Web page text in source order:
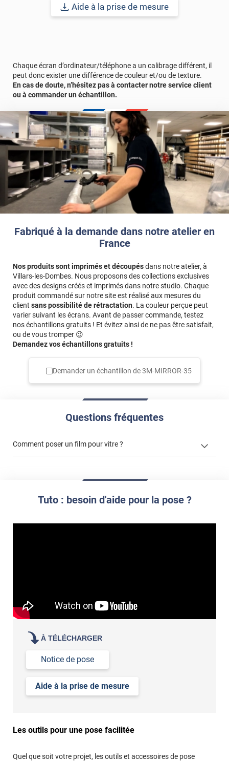
Fabriqué à la demande dans notre atelier en
France
Nos produits sont imprimés et découpésdans notre atelier, à
Villars-les-Dombes. Nous proposons des collections exclusives
avec des designs créés et imprimés dans notre studio. Chaque
produit commandé sur notre site est réalisé aux mesures du
client sans possibilité de rétractation. La couleur perçue peut
varier suivant les écrans. Avant de passer commande, testez
nos échantillons gratuits ! Et évitez ainsi de ne pas être satisfait,
ou de vous tromper 😉
Demandez vos échantillons gratuits !
Demander un échantillon de3M-MIRROR-35
Questions fréquentes
Comment poser un film pour vitre ?
Référence commerciale :3MMIRROR35.
Aide à la prise de mesure
Chaque écran d’ordinateur/téléphone a un calibrage différent, il
peut donc exister une différence de couleur et/ou de texture.
En cas de doute, n’hésitez pas à contacter notre service client
ou à commander un échantillon.
Tuto : besoin d'aide pour la pose ?
À TÉLÉCHARGER
Notice de pose
Aide à la prise de mesure
Les outils pour une pose facilitée
Quel que soit votre projet, les outils et accessoires de pose